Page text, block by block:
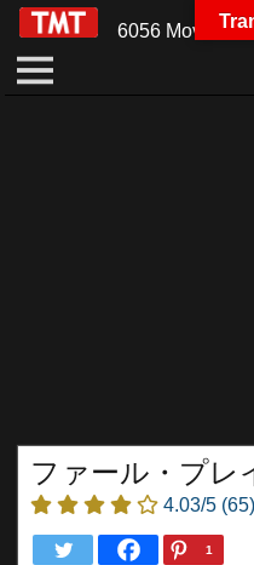
6056 Movies
ファール・プレ
4.03/5 (65)
1